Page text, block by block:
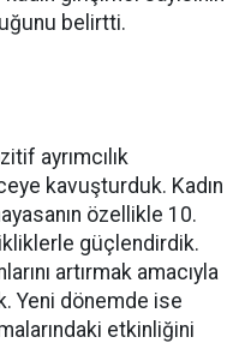
belirtti.
ayrımcılık
kavuşturduk. Kadın
özellikle 10.
güçlendirdik.
artırmak amacıyla
Yeni dönemde ise
etkinliğini